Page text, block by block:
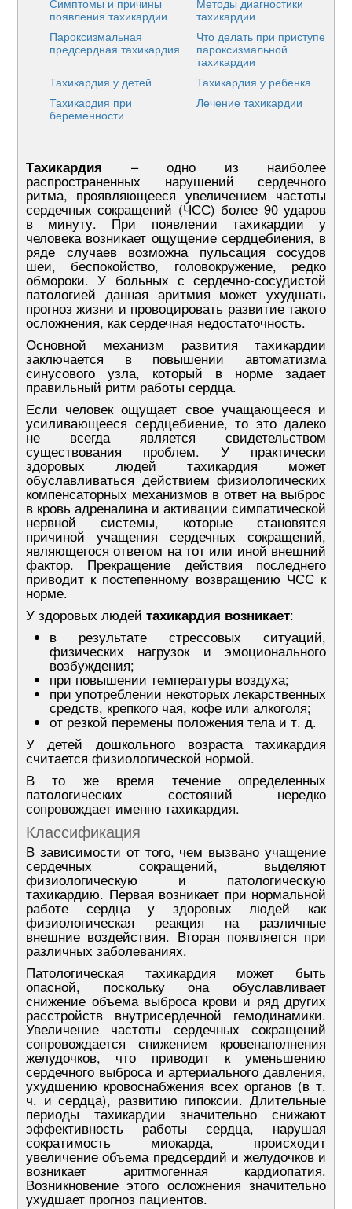
Симптомы и причины
появления тахикардии
Методы диагностики
тахикардии
Пароксизмальная
предсердная тахикардия
Что делать при приступе
пароксизмальной
тахикардии
Тахикардия у детей
Тахикардия у ребенка
Тахикардия при
беременности
Лечение тахикардии
Тахикардия – одно из наиболее
распространенных нарушений сердечного
ритма, проявляющееся увеличением частоты
сердечных сокращений (ЧСС) более 90 ударов
в минуту. При появлении тахикардии у
человека возникает ощущение сердцебиения, в
ряде случаев возможна пульсация сосудов
шеи, беспокойство, головокружение, редко
обмороки. У больных с сердечно-сосудистой
патологией данная аритмия может ухудшать
прогноз жизни и провоцировать развитие такого
осложнения, как сердечная недостаточность.
Основной механизм развития тахикардии
заключается в повышении автоматизма
синусового узла, который в норме задает
правильный ритм работы сердца.
Если человек ощущает свое учащающееся и
усиливающееся сердцебиение, то это далеко
не всегда является свидетельством
существования проблем. У практически
здоровых людей тахикардия может
обуславливаться действием физиологических
компенсаторных механизмов в ответ на выброс
в кровь адреналина и активации симпатической
нервной системы, которые становятся
причиной учащения сердечных сокращений,
являющегося ответом на тот или иной внешний
фактор. Прекращение действия последнего
приводит к постепенному возвращению ЧСС к
норме.
У здоровых людей тахикардия возникает:
в результате стрессовых ситуаций,
физических нагрузок и эмоционального
возбуждения;
при повышении температуры воздуха;
при употреблении некоторых лекарственных
средств, крепкого чая, кофе или алкоголя;
от резкой перемены положения тела и т. д.
У детей дошкольного возраста тахикардия
считается физиологической нормой.
В то же время течение определенных
патологических состояний нередко
сопровождает именно тахикардия.
Классификация
В зависимости от того, чем вызвано учащение
сердечных сокращений, выделяют
физиологическую и патологическую
тахикардию. Первая возникает при нормальной
работе сердца у здоровых людей как
физиологическая реакция на различные
внешние воздействия. Вторая появляется при
различных заболеваниях.
Патологическая тахикардия может быть
опасной, поскольку она обуславливает
снижение объема выброса крови и ряд других
расстройств внутрисердечной гемодинамики.
Увеличение частоты сердечных сокращений
сопровождается снижением кровенаполнения
желудочков, что приводит к уменьшению
сердечного выброса и артериального давления,
ухудшению кровоснабжения всех органов (в т.
ч. и сердца), развитию гипоксии. Длительные
периоды тахикардии значительно снижают
эффективность работы сердца, нарушая
сократимость миокарда, происходит
увеличение объема предсердий и желудочков и
возникает аритмогенная кардиопатия.
Возникновение этого осложнения значительно
ухудшает прогноз пациентов.